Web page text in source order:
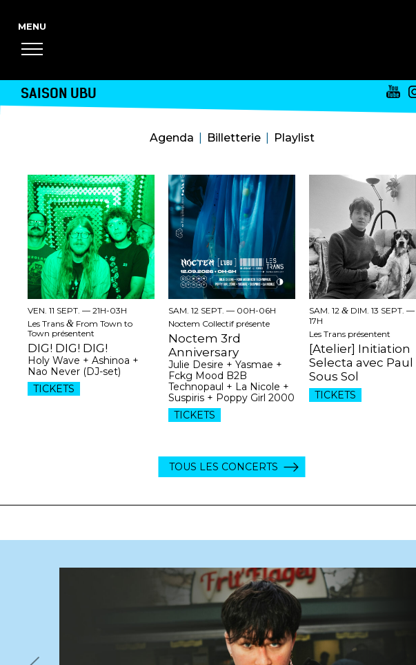
SAISON UBU
Agenda Billetterie Playlist
VEN. 11 SEPT. —21H-03H
Les Trans& From Town to
Town présentent
DIG! DIG! DIG!
Holy Wave + Ashinoa +
Nao Never (DJ-set)
TICKETS
SAM. 12 SEPT. — 00H-06H
Noctem Collectif présente
Noctem 3rd
Anniversary
Julie Desire + Yasmae +
Fckg Mood B2B
Technopaul + La Nicole +
Suspiris + Poppy Girl 2000
TICKETS
SAM. 12 &DIM. 13 SEPT. —
17H
Les Trans présentent
[Atelier] Initiation
Selecta avec Paul
Sous Sol
TICKETS
TOUS LES CONCERTS